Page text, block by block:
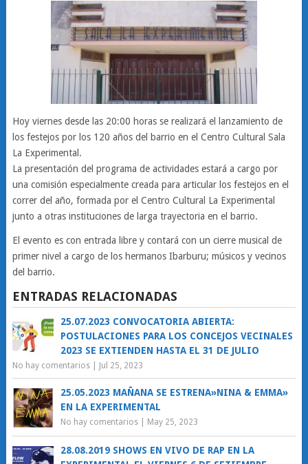
Hoy viernes desde las 20:00 horas se realizará el lanzamiento de
los festejos por los 120 años del barrio en el Centro Cultural Sala
La Experimental.
La presentación del programa de actividades estará a cargo por
una comisión especialmente creada para articular los festejos en el
correr del año, formada por el Centro Cultural La Experimental
junto a otras instituciones de larga trayectoria en el barrio.
El evento es con entrada libre y contará con un cierre musical de
primer nivel a cargo de los hermanos Ibarburu; músicos y vecinos
del barrio.
ENTRADAS RELACIONADAS
25.07.2023 CONVOCATORIA ABIERTA:
POSTULACIONES PARA LOS CONCEJOS VECINALES
2023 SE EXTIENDEN HASTA EL 31 DE JULIO
No hay comentarios| Jul 25, 2023
25.05.2023 MAÑANA SE ESTRENA»NINA & EMMA»
EN LA EXPERIMENTAL
No hay comentarios| May 25, 2023
28.08.2019 SHOWS EN VIVO DE RAP EN LA